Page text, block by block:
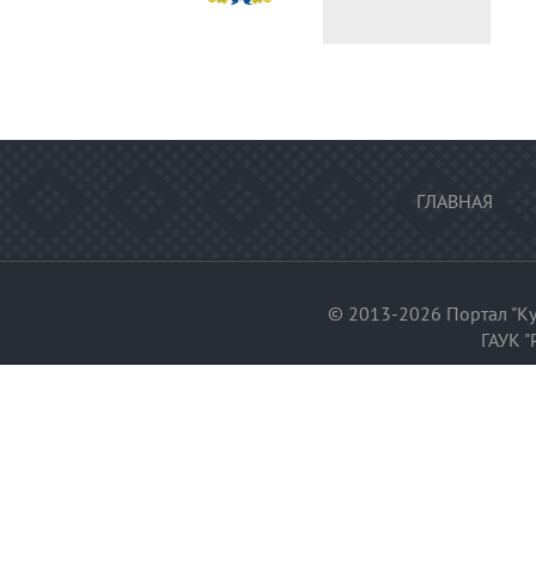
ГЛАВНАЯ
© 2013-2026 Портал
ГАУК